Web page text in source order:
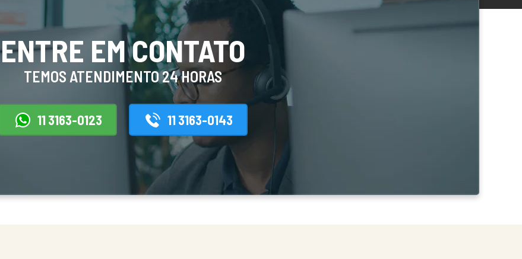
ENTRE EM CONTATO
TEMOS ATENDIMENTO 24 HORAS
11 3163-0123 11 3163-0143